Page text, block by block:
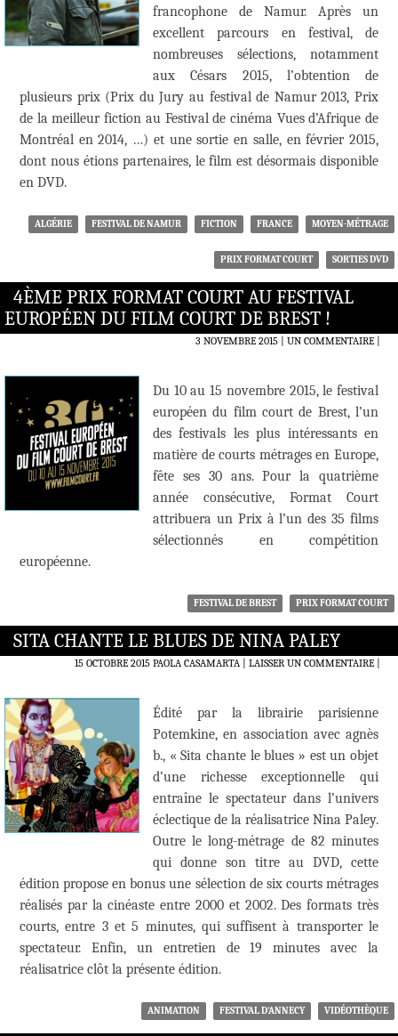
francophone de Namur. Après un
excellent parcours en festival, de
nombreuses sélections, notamment
aux Césars 2015, l’obtention de
plusieurs prix (Prix du Jury au festival de Namur 2013, Prix
de la meilleur fiction au Festival de cinéma Vues d’Afrique de
Montréal en 2014, …) et une sortie en salle, en février 2015,
dont nous étions partenaires, le film est désormais disponible
en DVD.
ALGÉRIE FESTIVAL DE NAMUR FICTION FRANCE MOYEN-MÉTRAGE
PRIX FORMAT COURT SORTIES DVD
4ÈME PRIX FORMAT COURT AU FESTIVAL
EUROPÉEN DU FILM COURT DE BREST !
3 NOVEMBRE 2015 UN COMMENTAIRE|
Du 10 au 15 novembre 2015, le festival
européen du film court de Brest, l’un
des festivals les plus intéressants en
matière de courts métrages en Europe,
fête ses 30 ans. Pour la quatrième
année consécutive, Format Court
attribuera un Prix à l’un des 35 films
sélectionnés en compétition
européenne.
FESTIVAL DE BREST PRIX FORMAT COURT
SITA CHANTE LE BLUES DE NINA PALEY
15 OCTOBRE 2015 PAOLA CASAMARTA LAISSER UN COMMENTAIRE|
Édité par la librairie parisienne
Potemkine, en association avec agnès
b., « Sita chante le blues » est un objet
d’une richesse exceptionnelle qui
entraîne le spectateur dans l’univers
éclectique de la réalisatrice Nina Paley.
Outre le long-métrage de 82 minutes
qui donne son titre au DVD, cette
édition propose en bonus une sélection de six courts métrages
réalisés par la cinéaste entre 2000 et 2002. Des formats très
courts, entre 3 et 5 minutes, qui suffisent à transporter le
spectateur. Enfin, un entretien de 19 minutes avec la
réalisatrice clôt la présente édition.
ANIMATION FESTIVAL D'ANNECY VIDÉOTHÈQUE